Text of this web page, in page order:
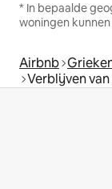
* In bepaalde
woningen
Airbnb
Verblijven